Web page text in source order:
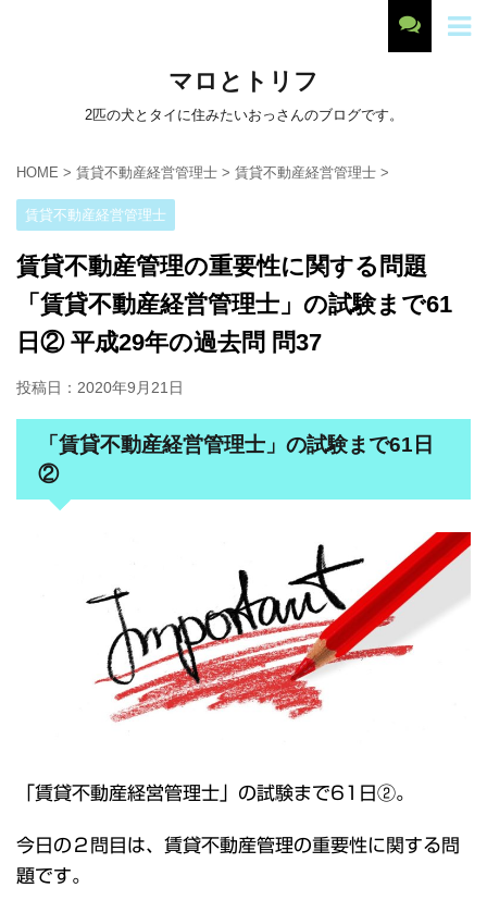
マロとトリフ
2匹の犬とタイに住みたいおっさんのブログです。
HOME > 賃貸不動産経営管理士 > 賃貸不動産経営管理士 >
賃貸不動産経営管理士
賃貸不動産管理の重要性に関する問題
「賃貸不動産経営管理士」の試験まで61
日② 平成29年の過去問 問37
投稿日： 2020年9月21日
「賃貸不動産経営管理士」の試験まで61日
②
「賃貸不動産経営管理士」の試験まで61日②。
今日の２問目は、賃貸不動産管理の重要性に関する問
題です。